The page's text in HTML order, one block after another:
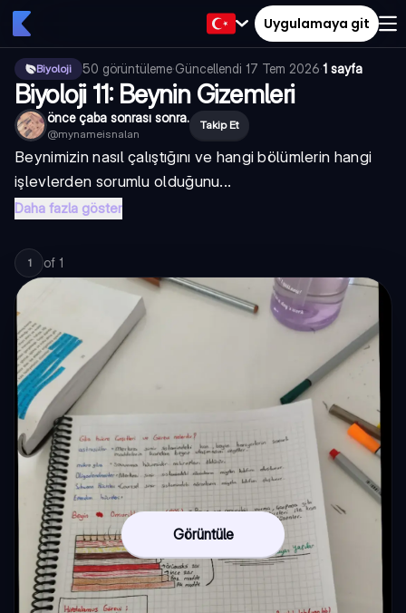
Uygulamaya git
Biyoloji 50 görüntüleme·Güncellendi 17 Tem 2026·1 sayfa
Biyoloji 11: Beynin Gizemleri
önce çaba sonrası sonra.
@mynameisnalan
Takip Et
Beynimizin nasıl çalıştığını ve hangi bölümlerin hangi
işlevlerden sorumlu olduğunu...
Daha fazla göster
1 of 1
Görüntüle